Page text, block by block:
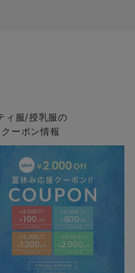
ィ服/授乳服の
ーポン情報